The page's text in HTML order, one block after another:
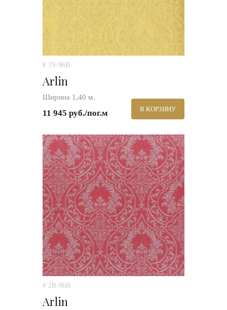
# 3Y-96B
Arlin
Ширина 1,40 м.
11 945 руб./пог.м В КОРЗИНУ
# 2R-96B
Arlin